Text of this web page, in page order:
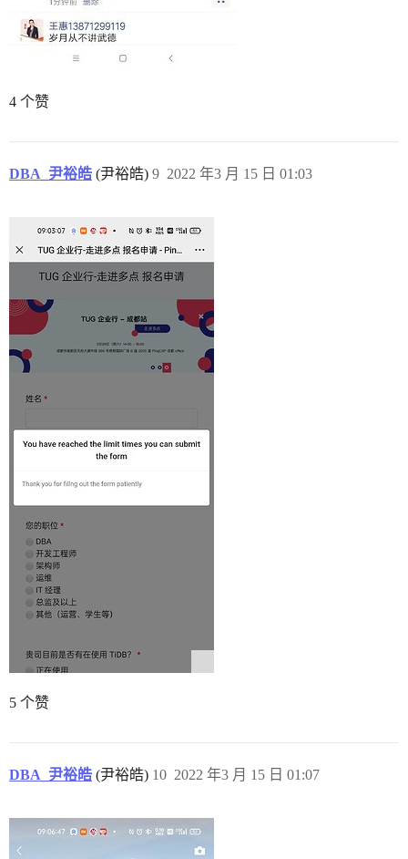
4 个赞
DBA_尹裕皓 (尹裕皓) 2022 年3 月 15 日 01:03
9
5 个赞
DBA_尹裕皓 (尹裕皓) 2022 年3 月 15 日 01:07
10